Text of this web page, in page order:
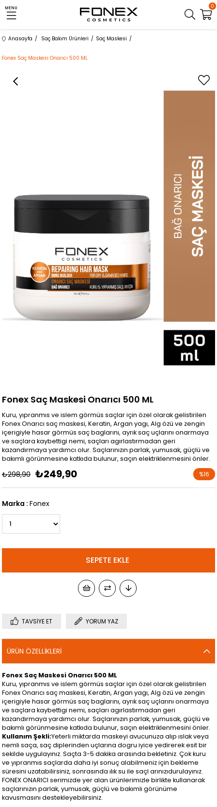
MENU 0
Anasayfa Saç Bakım Ürünleri Saç Maskesi
Fonex Saç Maskesi Onarıcı 500 ML
Fonex Saç Maskesi Onarıcı 500 ML
Kuru, yıpranmıs ve islem görmüs saçlar için özel olarak gelistirilen
Fonex Onarıcı saç maskesi, Keratin, Argan yagı, Alg özü ve zengin
içerigiyle hasar görmüs saç baglarını, ayrık saç uçlarını onarmaya
ve saçlara kaybettigi nemi, saçları agırlastırmadan geri
kazandırmaya yardımcı olur. Saçlarınızın parlak, yumusak, güçlü ve
bakımlı görünmesine katkıda bulunur, saçın elektriklenmesini önler.
₺298,90 ₺249,90 %16
İndirim
Marka : Fonex
TAVSIYE ET YORUM YAZ
ÜRÜN ÖZELLIKLERI
Fonex Saç Maskesi Onarıcı 500 ML
Kuru, yıpranmıs ve islem görmüs saçlar için özel olarak gelistirilen
Fonex Onarıcı saç maskesi, Keratin, Argan yagı, Alg özü ve zengin
içerigiyle hasar görmüs saç baglarını, ayrık saç uçlarını onarmaya
ve saçlara kaybettigi nemi, saçları agırlastırmadan geri
kazandırmaya yardımcı olur. Saçlarınızın parlak, yumusak, güçlü ve
bakımlı görünmesine katkıda bulunur, saçın elektriklenmesini önler.
Kullanım Şekli:Yeterli miktarda maskeyi avucunuza alıp ıslak veya
nemli saça, saç diplerinden uçlarına dogru iyice yedirerek esit bir
sekilde uygulayınız. Saçta 3-5 dakika arasında bekletiniz. Çok kuru
ve yıpranmıs saçlarda daha iyi sonuç alabilmeniz için bekleme
süresini uzatabilirsiniz, sonrasında ılık su ile saçl arınızıdurulayınız.
FONEX ONARICI serimizde yer alan ürünlerimizle birlikte kullanarak
saçlarınızın parlak, yumusak, güçlü ve bakımlı görünüme
kavusmasını destekleyebilirsiniz.